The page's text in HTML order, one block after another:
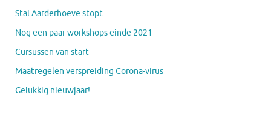
Stal Aarderhoeve stopt
Nog een paar workshops einde 2021
Cursussen van start
Maatregelen verspreiding Corona-virus
Gelukkig nieuwjaar!